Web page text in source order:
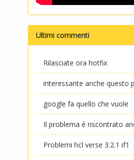
Ultimi commenti
Rilasciate ora hotfix
interessante anche questo
google fa quello che vuole
Il problema è riscontrato
Problemi hcl verse 3.2.1 if1